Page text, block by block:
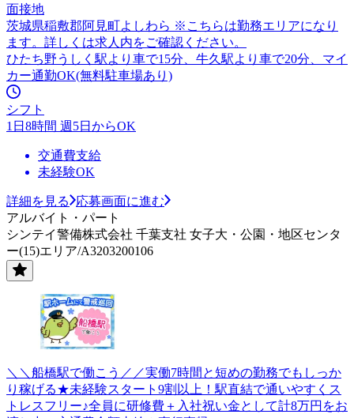
面接地
茨城県稲敷郡阿見町よしわら ※こちらは勤務エリアになり
ます。詳しくは求人内をご確認ください。
ひたち野うしく駅より車で15分、牛久駅より車で20分、マイ
カー通勤OK(無料駐車場あり)
シフト
1日8時間 週5日からOK
交通費支給
未経験OK
詳細を見る
応募画面に進む
アルバイト・パート
シンテイ警備株式会社 千葉支社 女子大・公園・地区センタ
ー(15)エリア/A3203200106
＼＼船橋駅で働こう／／実働7時間と短めの勤務でもしっか
り稼げる★未経験スタート9割以上！駅直結で通いやすくス
トレスフリー♪全員に研修費＋入社祝い金として計8万円をお